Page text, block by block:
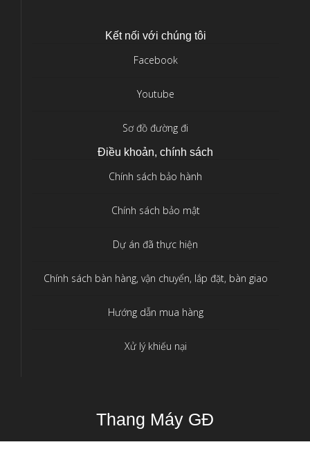
Kết nối với chúng tôi
Facebook
Youtube
Sơ đồ đường đi
Điều khoản, chính sách
Chính sách bảo hành
Chính sách bảo mật
Dự án đã thực hiện
Chính sách bàn hàng, vận chuyển, lắp đặt, bàn giao
Hướng dẫn mua hàng
Xử lý khiếu nại
Thang Máy GĐ